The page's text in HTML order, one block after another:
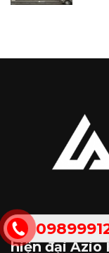
Công ty cổ
hiện đại Azio